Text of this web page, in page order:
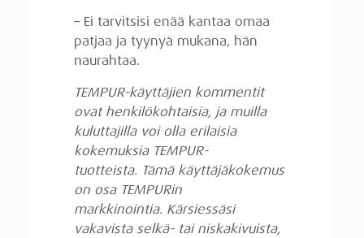
– Ei tarvitsisi enää kantaa omaa
patjaa ja tyynyä mukana, hän
naurahtaa.
TEMPUR-käyttäjien kommentit
ovat henkilökohtaisia, ja muilla
kuluttajilla voi olla erilaisia
kokemuksia TEMPUR-
tuotteista. Tämä käyttäjäkokemus
on osa TEMPURin
markkinointia. Kärsiessäsi
vakavista selkä- tai niskakivuista,